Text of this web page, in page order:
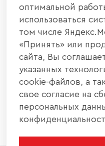
НАШИ КОНТАКТЫ
+7 800 700 20
440004, г.
info@interier-
оптимальной
использоваться
том числе
«Принять» или
сайта, Вы
указанных
cookie-файлов, а
свое согласие на
персональных